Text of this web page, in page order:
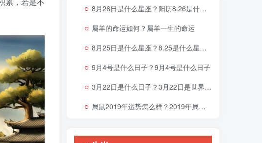
8月26日是什么星座？阳历8.26是什么星座
属羊的命运如何？属羊一生的命运
8月25日是什么星座？8.25是什么星座啊
9月4号是什么日子？9月4号是什么日子
3月22日是什么日子？3月22日是世界什么节日
属鼠2019年运势怎么样？2019年属鼠的命运